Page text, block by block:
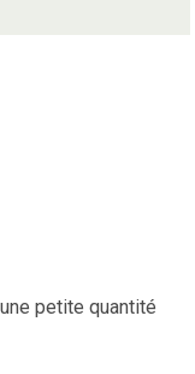
petite quantité